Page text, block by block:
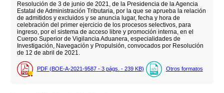
Resolución de 3 de junio de 2021, de la Presidencia de la Agencia
Estatal de Administración Tributaria, por la que se aprueba la relación
de admitidos y excluidos y se anuncia lugar, fecha y hora de
celebración del primer ejercicio de los procesos selectivos, para
ingreso, por el sistema de acceso libre y promoción interna, en el
Cuerpo Superior de Vigilancia Aduanera, especialidades de
Investigación, Navegación y Propulsión, convocados por Resolución
de 12 de abril de 2021.
PDF (BOE-A-2021-9587 - 3 págs. - 239 KB) Otros formatos